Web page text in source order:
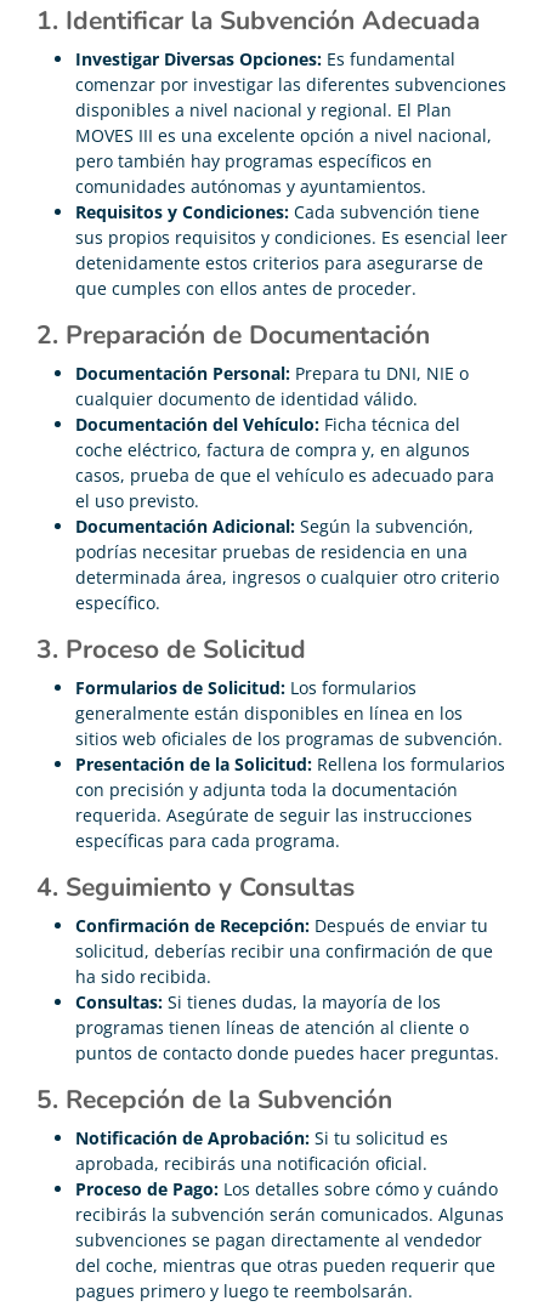
1. Identificar la Subvención Adecuada
Investigar Diversas Opciones: Es fundamental
comenzar por investigar las diferentes subvenciones
disponibles a nivel nacional y regional. El Plan
MOVES III es una excelente opción a nivel nacional,
pero también hay programas específicos en
comunidades autónomas y ayuntamientos.
Requisitos y Condiciones: Cada subvención tiene
sus propios requisitos y condiciones. Es esencial leer
detenidamente estos criterios para asegurarse de
que cumples con ellos antes de proceder.
2. Preparación de Documentación
Documentación Personal: Prepara tu DNI, NIE o
cualquier documento de identidad válido.
Documentación del Vehículo: Ficha técnica del
coche eléctrico, factura de compra y, en algunos
casos, prueba de que el vehículo es adecuado para
el uso previsto.
Documentación Adicional: Según la subvención,
podrías necesitar pruebas de residencia en una
determinada área, ingresos o cualquier otro criterio
específico.
3. Proceso de Solicitud
Formularios de Solicitud: Los formularios
generalmente están disponibles en línea en los
sitios web oficiales de los programas de subvención.
Presentación de la Solicitud: Rellena los formularios
con precisión y adjunta toda la documentación
requerida. Asegúrate de seguir las instrucciones
específicas para cada programa.
4. Seguimiento y Consultas
Confirmación de Recepción: Después de enviar tu
solicitud, deberías recibir una confirmación de que
ha sido recibida.
Consultas: Si tienes dudas, la mayoría de los
programas tienen líneas de atención al cliente o
puntos de contacto donde puedes hacer preguntas.
5. Recepción de la Subvención
Notificación de Aprobación: Si tu solicitud es
aprobada, recibirás una notificación oficial.
Proceso de Pago: Los detalles sobre cómo y cuándo
recibirás la subvención serán comunicados. Algunas
subvenciones se pagan directamente al vendedor
del coche, mientras que otras pueden requerir que
pagues primero y luego te reembolsarán.